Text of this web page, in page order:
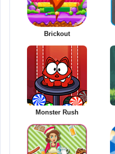
Brickout
Monster Rush